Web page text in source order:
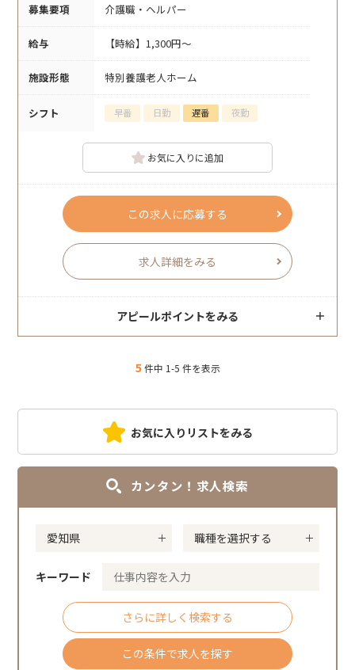
募集要項 介護職・ヘルパー
給与 【時給】1,300円～
施設形態 特別養護老人ホーム
シフト 早番 日勤 遅番 夜勤
お気に入りに追加
この求人に応募する
求人詳細をみる
アピールポイントをみる
5件中 1-5 件を表示
お気に入りリストをみる
カンタン！求人検索
キーワード
さらに詳しく検索する
この条件で求人を探す